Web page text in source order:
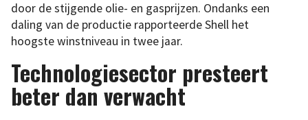
door de stijgende olie- en gasprijzen. Ondanks een
daling van de productie rapporteerde Shell het
hoogste winstniveau in twee jaar.
Technologiesector presteert
beter dan verwacht